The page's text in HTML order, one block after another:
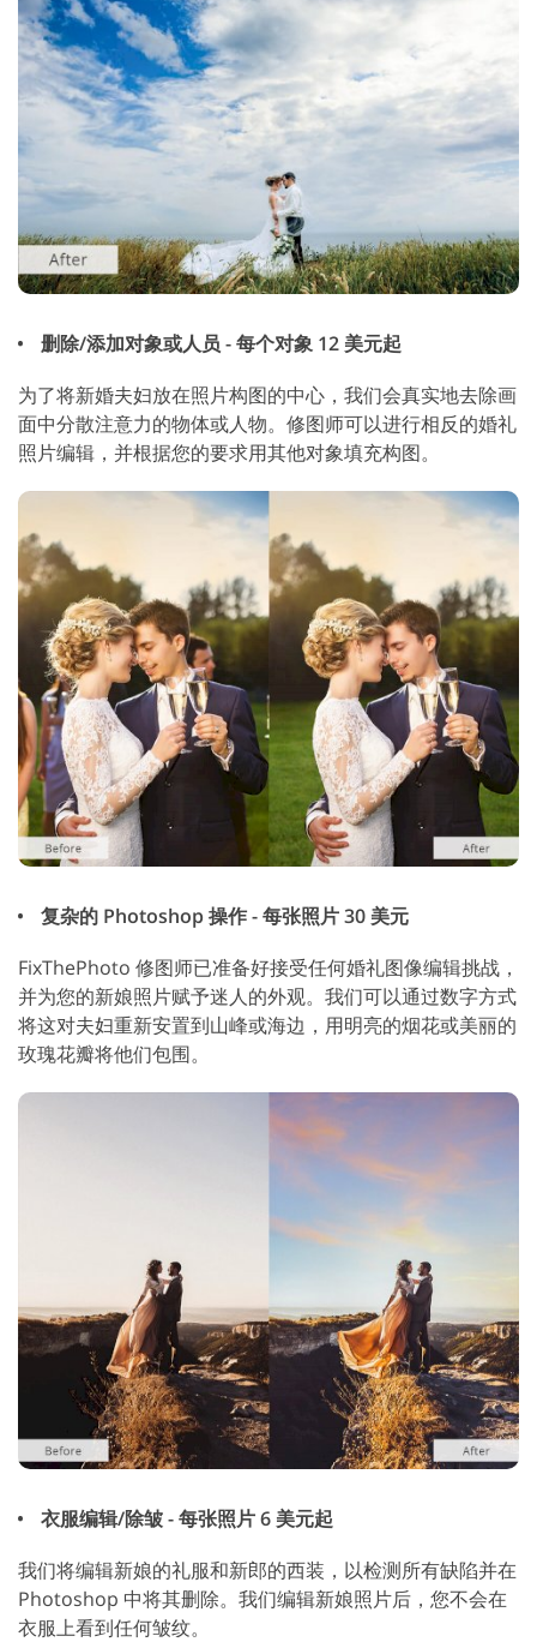
删除/添加对象或人员 - 每个对象 12 美元起
为了将新婚夫妇放在照片构图的中心，我们会真实地去除画
面中分散注意力的物体或人物。修图师可以进行相反的婚礼
照片编辑，并根据您的要求用其他对象填充构图。
复杂的 Photoshop 操作 - 每张照片 30 美元
FixThePhoto 修图师已准备好接受任何婚礼图像编辑挑战，
并为您的新娘照片赋予迷人的外观。我们可以通过数字方式
将这对夫妇重新安置到山峰或海边，用明亮的烟花或美丽的
玫瑰花瓣将他们包围。
衣服编辑/除皱 - 每张照片 6 美元起
我们将编辑新娘的礼服和新郎的西装，以检测所有缺陷并在
Photoshop 中将其删除。我们编辑新娘照片后，您不会在
衣服上看到任何皱纹。